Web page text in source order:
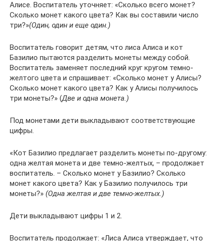
Алисе. Воспитатель уточняет: «Сколько всего монет?
Сколько монет какого цвета? Как вы составили число
три?»(Один, один и еще один.)
Воспитатель говорит детям, что лиса Алиса и кот
Базилио пытаются разделить монеты между собой.
Воспитатель заменяет последний круг кругом темно-
желтого цвета и спрашивает: «Сколько монет у Алисы?
Сколько монет какого цвета? Как у Алисы получилось
три монеты?» (Две и одна монета.)
Под монетами дети выкладывают соответствующие
цифры.
«Кот Базилио предлагает разделить монеты по-другому:
одна желтая монета и две темно-желтых, – продолжает
воспитатель. – Сколько монет у Базилио? Сколько
монет какого цвета? Как у Базилио получилось три
монеты?» (Одна желтая и две темно-желтых.)
Дети выкладывают цифры 1 и 2.
Воспитатель продолжает: «Лиса Алиса утверждает, что